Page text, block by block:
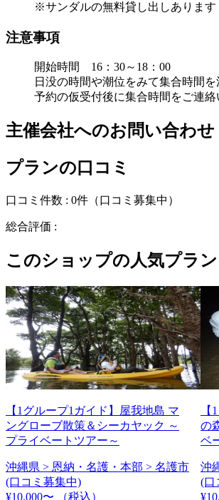
※サンダルの無料貸し出しあります
注意事項
開始時間 16：30～18：00
日没の時間や潮位をみて集合時間を
予約の仮受付後に集合時間をご連絡
主催会社へのお問い合わせ
プランの口コミ
口コミ件数 : 0件 （口コミ募集中）
総合評価 :
このショップの人気プラン
【1グループ1ガイド】屋我地島 マ
ングローブ散策＆シーカヤック ～
プライベートツアー～
沖縄県 > 恩納・名護・本部 > 名護市
(口コミ募集中)
¥10,000〜
（税込）
の
ベ
沖
(口